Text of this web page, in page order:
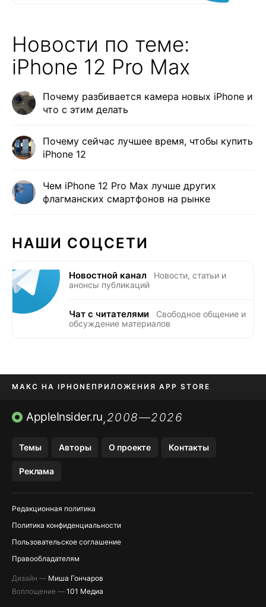
Новости по теме:
iPhone 12 Pro Max
Почему разбивается камера новых iPhone и
что с этим делать
Почему сейчас лучшее время, чтобы купить
iPhone 12
Чем iPhone 12 Pro Max лучше других
флагманских смартфонов на рынке
НАШИ СОЦСЕТИ
Новостной канал
Новости, статьи и
анонсы публикаций
Чат с читателями
Свободное общение и
обсуждение материалов
МАКС НА IPHONE ПРИЛОЖЕНИЯ APP STORE
TIKTOK НА IPHONEПРИЛОЖЕНИЯ БЕЗ APP STORE
AppleInsider.ru,2008—2026
Темы Авторы О проекте Контакты
Реклама
Редакционная политика
Политика конфиденциальности
Пользовательское соглашение
Правообладателям
Дизайн — Миша Гончаров
Воплощение — 101 Медиа